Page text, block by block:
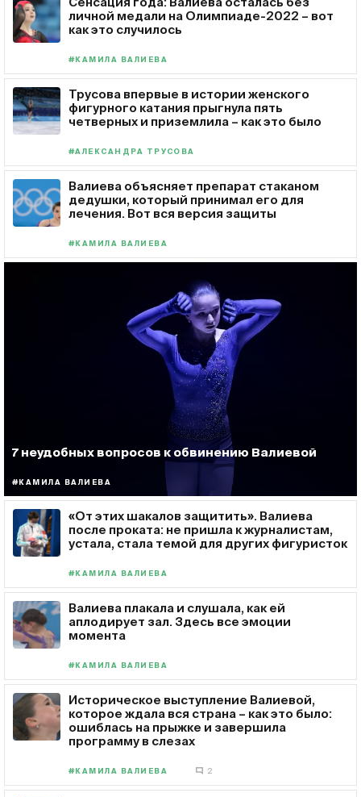
личной медали на Олимпиаде-2022 – вот
как это случилось
#КАМИЛА ВАЛИЕВА
Трусова впервые в истории женского
фигурного катания прыгнула пять
четверных и приземлила – как это было
#АЛЕКСАНДРА ТРУСОВА
Валиева объясняет препарат стаканом
дедушки, который принимал его для
лечения. Вот вся версия защиты
#КАМИЛА ВАЛИЕВА
7 неудобных вопросов к обвинению Валиевой
#КАМИЛА ВАЛИЕВА
«От этих шакалов защитить». Валиева
после проката: не пришла к журналистам,
устала, стала темой для других фигуристок
#КАМИЛА ВАЛИЕВА
Валиева плакала и слушала, как ей
аплодирует зал. Здесь все эмоции
момента
#КАМИЛА ВАЛИЕВА
Историческое выступление Валиевой,
которое ждала вся страна – как это было:
ошиблась на прыжке и завершила
программу в слезах
#КАМИЛА ВАЛИЕВА 2